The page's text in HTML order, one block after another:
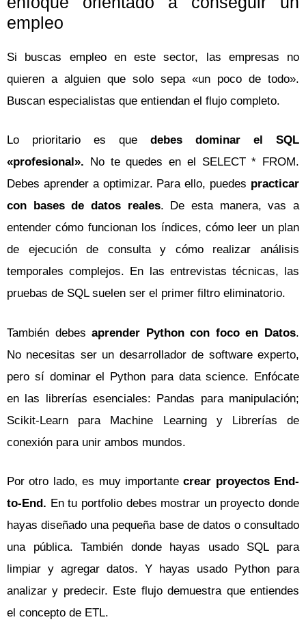
empleo
Si buscas empleo en este sector, las empresas no
quieren a alguien que solo sepa «un poco de todo».
Buscan especialistas que entiendan el flujo completo.
Lo prioritario es que debes dominar el SQL
«profesional». No te quedes en el SELECT * FROM.
Debes aprender a optimizar. Para ello, puedes practicar
con bases de datos reales. De esta manera, vas a
entender cómo funcionan los índices, cómo leer un plan
de ejecución de consulta y cómo realizar análisis
temporales complejos. En las entrevistas técnicas, las
pruebas de SQL suelen ser el primer filtro eliminatorio.
También debesaprender Python con foco en Datos.
No necesitas ser un desarrollador de software experto,
pero sí dominar el Python para data science. Enfócate
en las librerías esenciales: Pandas para manipulación;
Scikit-Learn para Machine Learning y Librerías de
conexión para unir ambos mundos.
Por otro lado, es muy importantecrear proyectos End-
to-End. En tu portfolio debes mostrar un proyecto donde
hayas diseñado una pequeña base de datos o consultado
una pública. También donde hayas usado SQL para
limpiar y agregar datos. Y hayas usado Python para
analizar y predecir. Este flujo demuestra que entiendes
el concepto de ETL.